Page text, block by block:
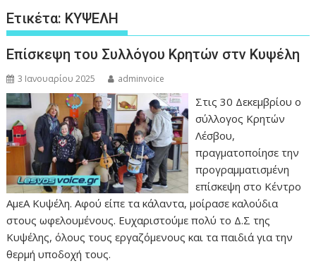
Ετικέτα: ΚΥΨΕΛΗ
Επίσκεψη του Συλλόγου Κρητών στν Κυψέλη
3 Ιανουαρίου 2025 adminvoice
Στις 30 Δεκεμβρίου ο
σύλλογος Κρητών
Λέσβου,
πραγματοποίησε την
προγραμματισμένη
επίσκεψη στο Κέντρο
ΑμεΑ Κυψέλη. Αφού είπε τα κάλαντα, μοίρασε καλούδια
στους ωφελουμένους. Ευχαριστούμε πολύ το Δ.Σ της
Κυψέλης, όλους τους εργαζόμενους και τα παιδιά για την
θερμή υποδοχή τους.